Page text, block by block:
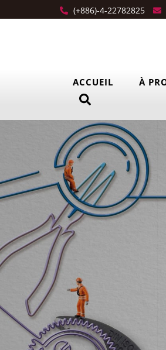
(+886)-4-22782825
ACCUEIL À